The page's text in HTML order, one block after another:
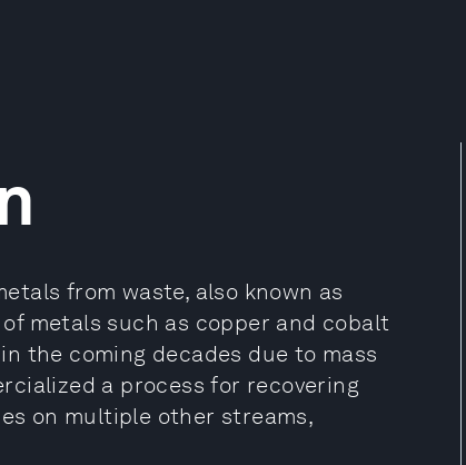
from waste, also known as
metals such as copper and cobalt
the coming decades due to mass
a process for recovering
on multiple other streams,